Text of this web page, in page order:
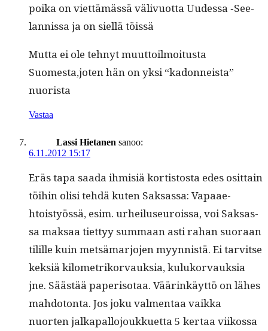
poi­ka on viet­tämässä välivuot­ta Uudessa ‑See­
lan­nis­sa ja on siel­lä töissä
Mut­ta ei ole tehnyt muut­toil­moi­tus­ta
Suomesta,joten hän on yksi “kadon­neista”
nuorista
Vastaa
Lassi Hietanen sanoo:
6.11.2012 15:17
Eräs tapa saa­da ihmisiä kortis­tos­ta edes osit­tain
töi­hin olisi tehdä kuten Sak­sas­sa: Vapaae­
htoistyössä, esim. urheiluseu­rois­sa, voi Sak­sas­
sa mak­saa tiet­tyy sum­maan asti rahan suo­raan
tilille kuin met­sä­mar­jo­jen myyn­nistä. Ei tarvitse
kek­siä kilo­metriko­r­vauk­sia, kuluko­r­vauk­sia
jne. Säästää paperiso­taa. Väärinkäyt­tö on läh­es
mah­do­ton­ta. Jos joku val­men­taa vaik­ka
nuorten jalka­pal­lo­joukkuet­ta 5 ker­taa viikos­sa